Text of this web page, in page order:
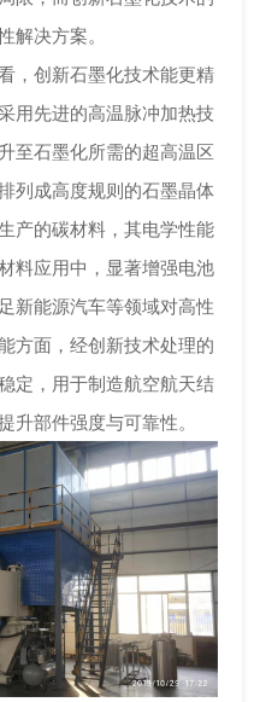
解决方案。
，创新石墨化技术能更精
用先进的高温脉冲加热技
至石墨化所需的超高温区
列成高度规则的石墨晶体
产的碳材料，其电学性能
料应用中，显著增强电池
新能源汽车等领域对高性
方面，经创新技术处理的
定，用于制造航空航天结
升部件强度与可靠性。